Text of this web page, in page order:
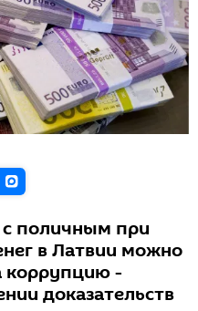
поличным при
в Латвии можно
коррупцию -
доказательств